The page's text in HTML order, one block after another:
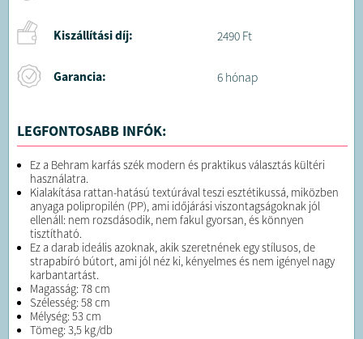
Kiszállítási díj: 2490 Ft
Garancia: 6 hónap
LEGFONTOSABB INFÓK:
Ez a Behram karfás szék modern és praktikus választás kültéri
használatra.
Kialakítása rattan-hatású textúrával teszi esztétikussá, miközben
anyaga polipropilén (PP), ami időjárási viszontagságoknak jól
ellenáll: nem rozsdásodik, nem fakul gyorsan, és könnyen
tisztítható.
Ez a darab ideális azoknak, akik szeretnének egy stílusos, de
strapabíró bútort, ami jól néz ki, kényelmes és nem igényel nagy
karbantartást.
Magasság: 78 cm
Szélesség: 58 cm
Mélység: 53 cm
Tömeg: 3,5 kg/db